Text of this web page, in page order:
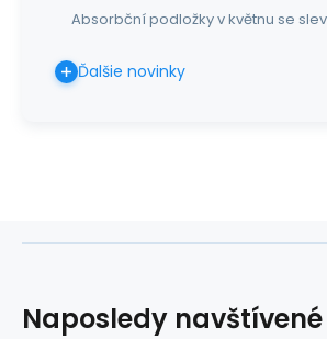
Absorbční podložky v květnu se
Ďalšie novinky
Naposledy